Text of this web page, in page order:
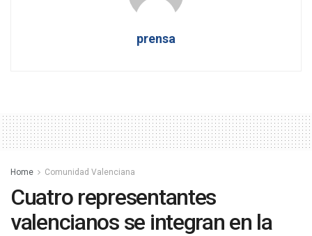
prensa
Home Comunidad Valenciana
Cuatro representantes
valencianos se integran en la